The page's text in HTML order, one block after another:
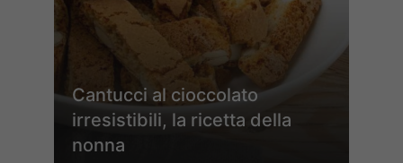
Cantucci al cioccolato
irresistibili, la ricetta della
nonna